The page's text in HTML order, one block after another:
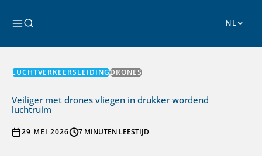
naar Zoeken
LUCHTVERKEERSLEIDINGDRONES
Veiliger met drones vliegen in drukker wordend
luchtruim
29 MEI 2026 7 MINUTEN LEESTIJD